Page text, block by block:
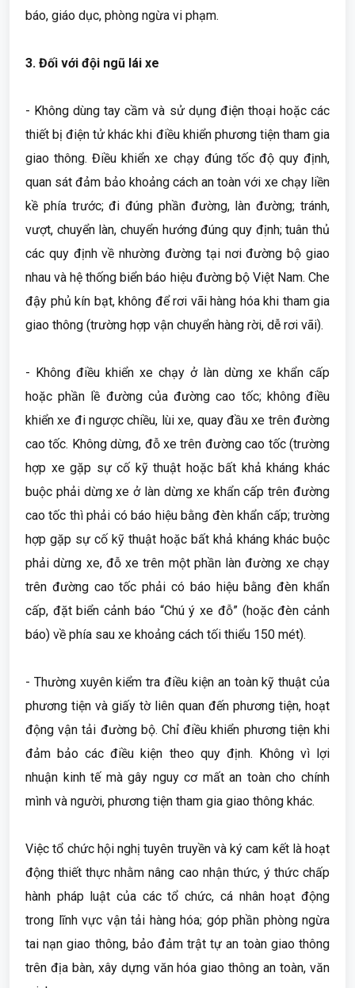
báo, giáo dục, phòng ngừa vi phạm.
3. Đối với đội ngũ lái xe
- Không dùng tay cầm và sử dụng điện thoại hoặc các
thiết bị điện tử khác khi điều khiển phương tiện tham gia
giao thông. Điều khiển xe chạy đúng tốc độ quy định,
quan sát đảm bảo khoảng cách an toàn với xe chạy liền
kề phía trước; đi đúng phần đường, làn đường; tránh,
vượt, chuyển làn, chuyển hướng đúng quy định; tuân thủ
các quy định về nhường đường tại nơi đường bộ giao
nhau và hệ thống biển báo hiệu đường bộ Việt Nam. Che
đậy phủ kín bạt, không để rơi vãi hàng hóa khi tham gia
giao thông (trường hợp vận chuyển hàng rời, dễ rơi vãi).
- Không điều khiển xe chạy ở làn dừng xe khẩn cấp
hoặc phần lề đường của đường cao tốc; không điều
khiển xe đi ngược chiều, lùi xe, quay đầu xe trên đường
cao tốc. Không dừng, đỗ xe trên đường cao tốc (trường
hợp xe gặp sự cố kỹ thuật hoặc bất khả kháng khác
buộc phải dừng xe ở làn dừng xe khẩn cấp trên đường
cao tốc thì phải có báo hiệu bằng đèn khẩn cấp; trường
hợp gặp sự cố kỹ thuật hoặc bất khả kháng khác buộc
phải dừng xe, đỗ xe trên một phần làn đường xe chạy
trên đường cao tốc phải có báo hiệu bằng đèn khẩn
cấp, đặt biển cảnh báo “Chú ý xe đỗ” (hoặc đèn cảnh
báo) về phía sau xe khoảng cách tối thiểu 150 mét).
- Thường xuyên kiểm tra điều kiện an toàn kỹ thuật của
phương tiện và giấy tờ liên quan đến phương tiện, hoạt
động vận tải đường bộ. Chỉ điều khiển phương tiện khi
đảm bảo các điều kiện theo quy định. Không vì lợi
nhuận kinh tế mà gây nguy cơ mất an toàn cho chính
mình và người, phương tiện tham gia giao thông khác.
Việc tổ chức hội nghị tuyên truyền và ký cam kết là hoạt
động thiết thực nhằm nâng cao nhận thức, ý thức chấp
hành pháp luật của các tổ chức, cá nhân hoạt động
trong lĩnh vực vận tải hàng hóa; góp phần phòng ngừa
tai nạn giao thông, bảo đảm trật tự an toàn giao thông
trên địa bàn, xây dựng văn hóa giao thông an toàn, văn